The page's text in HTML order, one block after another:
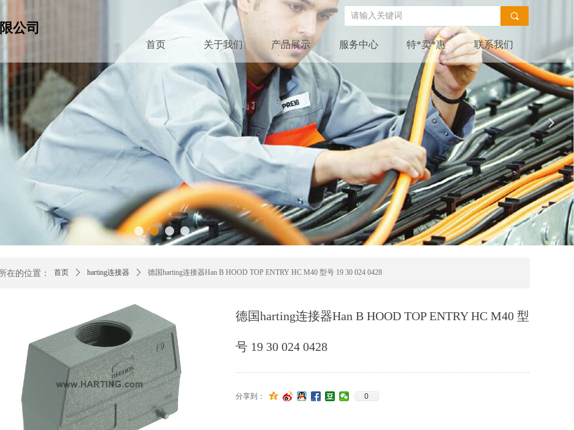
넲
公司
끠
首页 关于我们 产品展示 服务中心 特*卖*惠 联系我们
德国harting连接器Han B HOOD TOP ENTRY HC M40 型
号 19 30 024 0428
在的位置： 首页 ꄲ harting连接器 ꄲ 德国harting连接器Han B HOOD TOP ENTRY HC M40 型号 19 30 024 0428
分享到： 0